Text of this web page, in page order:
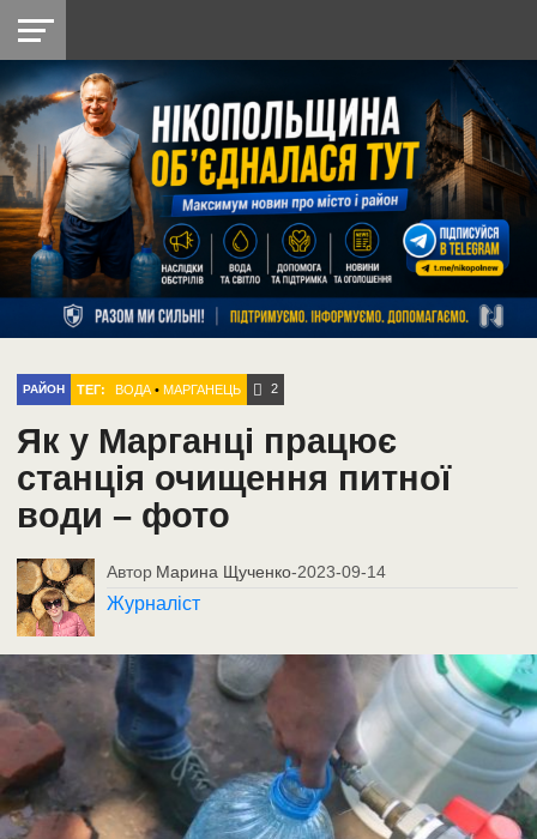
НІКОПОЛЬ
РАЙОН
СІЧЕСЛАВСЬКА
УКРАЇНА
РЕТРО
НІКОПОЛЬ
ЛАЙТ
УКРАЇНА
ДОПОМОГА
РАДІО
РАЙОН ТЕГ: ВОДА •МАРГАНЕЦЬ 2
Як у Марганці працює
станція очищення питної
води – фото
Автор Марина Щученко-2023-09-14
Журналіст